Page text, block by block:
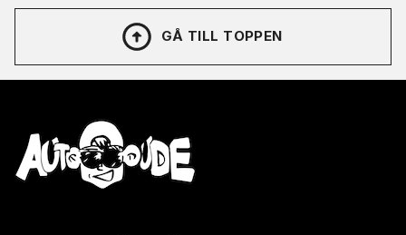
GÅ TILL TOPPEN